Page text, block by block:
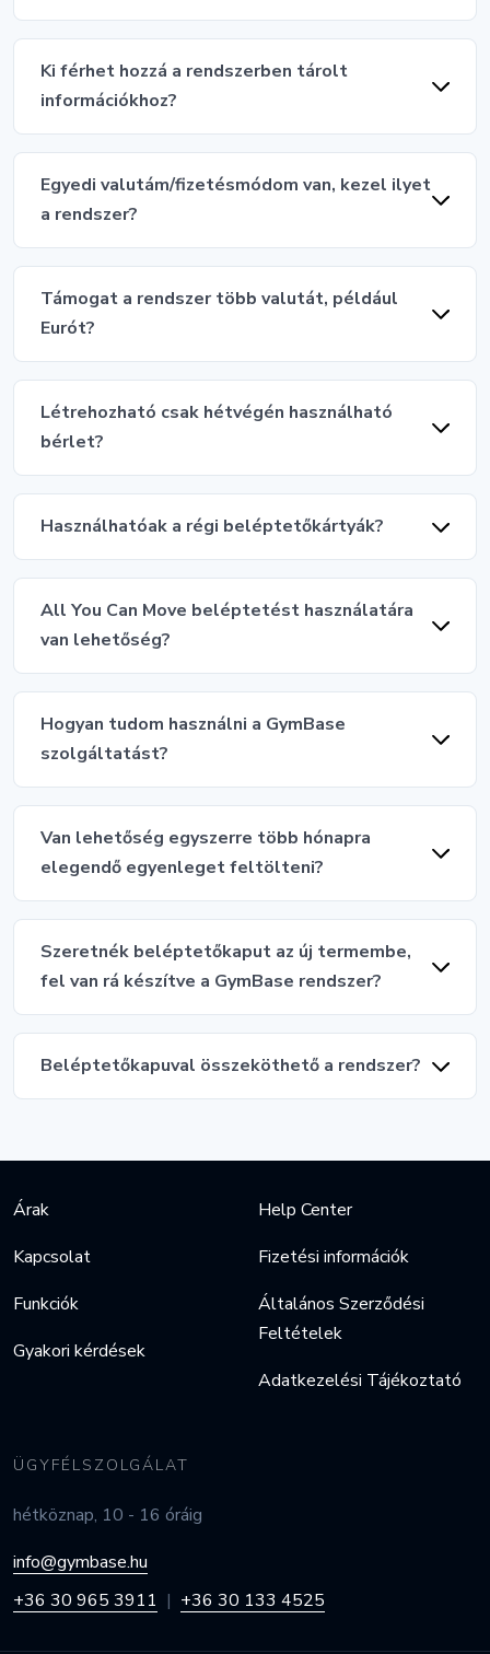
Ki férhet hozzá a rendszerben tárolt
információkhoz?
Egyedi valutám/fizetésmódom van, kezel ilyet
a rendszer?
Támogat a rendszer több valutát, például
Eurót?
Létrehozható csak hétvégén használható
bérlet?
Használhatóak a régi beléptetőkártyák?
All You Can Move beléptetést használatára
van lehetőség?
Hogyan tudom használni a GymBase
szolgáltatást?
Van lehetőség egyszerre több hónapra
elegendő egyenleget feltölteni?
Szeretnék beléptetőkaput az új termembe,
fel van rá készítve a GymBase rendszer?
Beléptetőkapuval összeköthető a rendszer?
Árak
Kapcsolat
Funkciók
Gyakori kérdések
Help Center
Fizetési információk
Általános Szerződési
Feltételek
Adatkezelési Tájékoztató
ÜGYFÉLSZOLGÁLAT
hétköznap, 10 - 16 óráig
info@gymbase.hu
+36 30 965 3911 | +36 30 133 4525